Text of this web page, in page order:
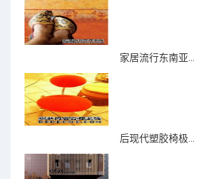
家居流行东南亚...
后现代塑胶椅极...